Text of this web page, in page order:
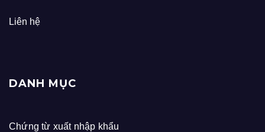
Liên hệ
DANH MỤC
Chứng từ xuất nhập khẩu